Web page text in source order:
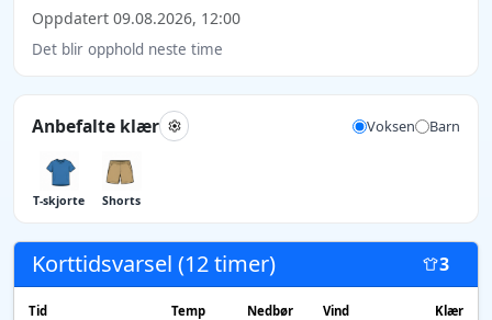
Oppdatert 09.08.2026, 12:00
Det blir opphold neste time
Anbefalte klær Voksen Barn
T-skjorte Shorts
Korttidsvarsel (12 timer) 3
Tid Temp Nedbør Vind Klær